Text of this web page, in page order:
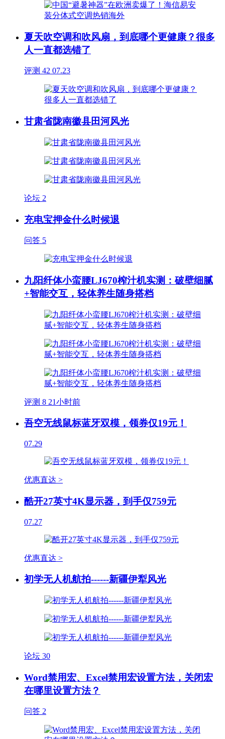
夏天吹空调和吹风扇，到底哪个更健康？很多
人一直都选错了
评测 42 07.23
甘肃省陇南徽县田河风光
论坛 2
充电宝押金什么时候退
问答 5
九阳纤体小蛮腰LJ670榨汁机实测：破壁细腻
+智能交互，轻体养生随身搭档
评测 8 21小时前
吾空无线鼠标蓝牙双模，领券仅19元！
07.29
优惠直达 >
酷开27英寸4K显示器，到手仅759元
07.27
优惠直达 >
初学无人机航拍------新疆伊犁风光
论坛 30
Word禁用宏、Excel禁用宏设置方法，关闭宏
在哪里设置方法？
问答 2